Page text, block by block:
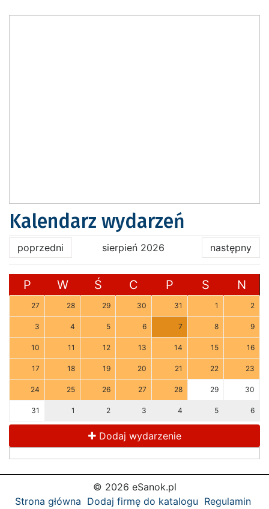
Kalendarz wydarzeń
poprzedni sierpień 2026 następny
P W Ś C P S N
27 28 29 30 31 1 2
3 4 5 6 7 8 9
10 11 12 13 14 15 16
17 18 19 20 21 22 23
24 25 26 27 28 29 30
31 1 2 3 4 5 6
Dodaj wydarzenie
© 2026 eSanok.pl
Strona główna Dodaj firmę do katalogu Regulamin